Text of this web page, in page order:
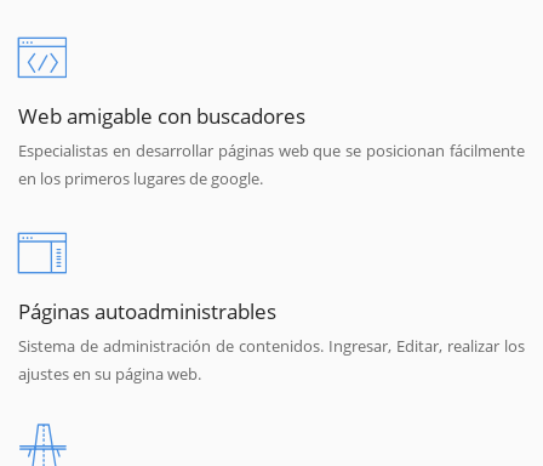
Web amigable con buscadores
Especialistas en desarrollar páginas web que se posicionan fácilmente
en los primeros lugares de google.
Páginas autoadministrables
Sistema de administración de contenidos. Ingresar, Editar, realizar los
ajustes en su página web.